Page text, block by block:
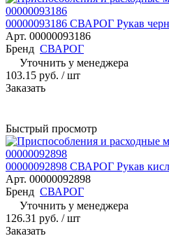
00000093186 СВАРОГ Рукав
Арт. 00000093186
Бренд СВАРОГ
Уточнить у менеджера
103.15 руб. / шт
Заказать
Быстрый просмотр
00000092898 СВАРОГ Рукав
Арт. 00000092898
Бренд СВАРОГ
Уточнить у менеджера
126.31 руб. / шт
Заказать